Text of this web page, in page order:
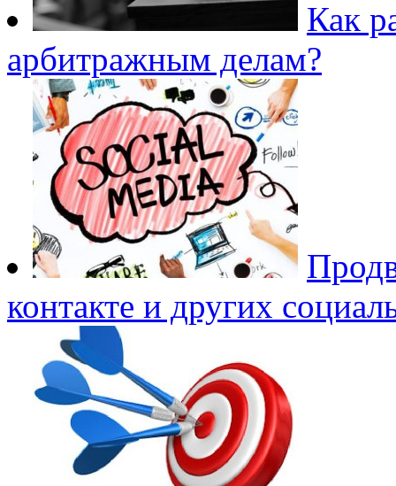
Как
арбитражным делам?
контакте и других